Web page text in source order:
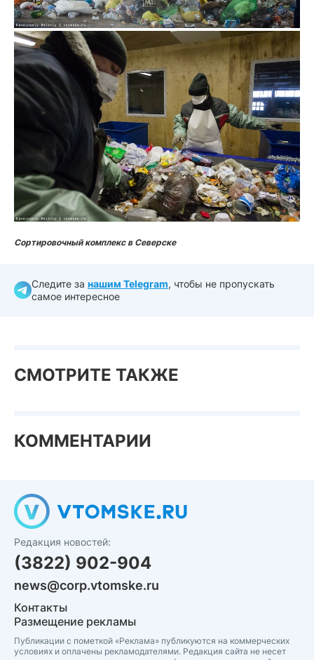
Сортировочный комплекс в Северске
Следите за нашим Telegram, чтобы не пропускать
самое интересное
СМОТРИТЕ ТАКЖЕ
КОММЕНТАРИИ
Редакция новостей:
(3822) 902-904
news@corp.vtomske.ru
Контакты
Размещение рекламы
Публикации с пометкой «Реклама» публикуются на коммерческих
условиях и оплачены рекламодателями. Редакция сайта не несет